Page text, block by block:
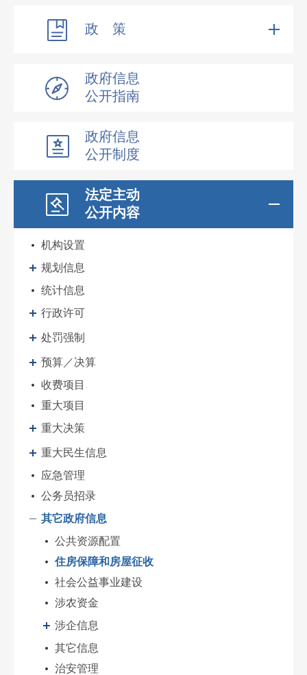
政 策
政府信息
公开指南
政府信息
公开制度
法定主动
公开内容
机构设置
规划信息
统计信息
行政许可
处罚强制
预算／决算
收费项目
重大项目
重大决策
重大民生信息
应急管理
公务员招录
其它政府信息
公共资源配置
住房保障和房屋征收
社会公益事业建设
涉农资金
涉企信息
其它信息
治安管理